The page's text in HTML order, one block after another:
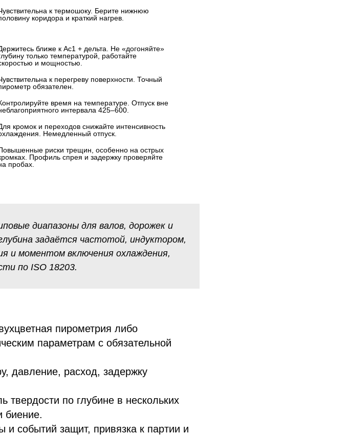
к термошоку. Берите нижнюю
коридора и краткий нагрев.
ближе к Ac1 + дельта. Не «догоняйте»
только температурой, работайте
и мощностью.
к перегреву поверхности. Точный
обязателен.
время на температуре. Отпуск вне
интервала 425–600.
кромок и переходов снижайте интенсивность
Немедленный отпуск.
риски трещин, особенно на острых
Профиль спрея и задержку проверяйте
пробах.
диапазоны для валов, дорожек и
задаётся частотой, индуктором,
и моментом включения охлаждения,
по ISO 18203.
пирометрия либо
параметрам с обязательной
давление, расход, задержку
твердости по глубине в нескольких
биение.
событий защит, привязка к партии и